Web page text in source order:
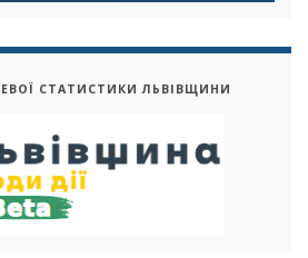
СТАТИСТИКИ ЛЬВІВЩИНИ